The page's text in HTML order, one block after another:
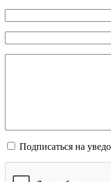
Подписаться на